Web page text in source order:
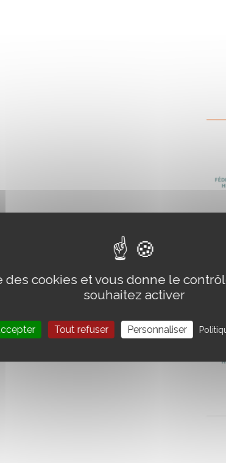
des cookies et vous donne le
souhaitez activer
Tout refuser Personnaliser